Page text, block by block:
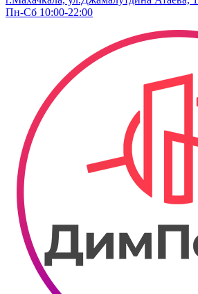
Пн-Сб 10:00-22:00